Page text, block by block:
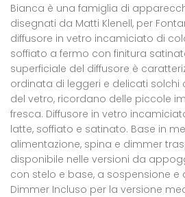
Bianca è una famiglia di
disegnati da Matti Klenell, per
diffusore in vetro incamiciato di
soffiato a fermo con finitura
superficiale del diffusore è
ordinata di leggeri e delicati solchi
del vetro, ricordano delle piccole
fresca. Diffusore in vetro
latte, soffiato e satinato. Base in
alimentazione, spina e dimmer
disponibile nelle versioni da
con stelo e base, a sospensione e
Dimmer Incluso per la versione